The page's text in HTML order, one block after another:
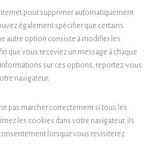
pour supprimer automatiquement
également spécifier que certains
autre option consiste à modifier les
que vous receviez un message à chaque
sur ces options, reportez-vous
navigateur.
pas marcher correctement si tous les
les cookies dans votre navigateur, ils
lorsque vous revisiterez